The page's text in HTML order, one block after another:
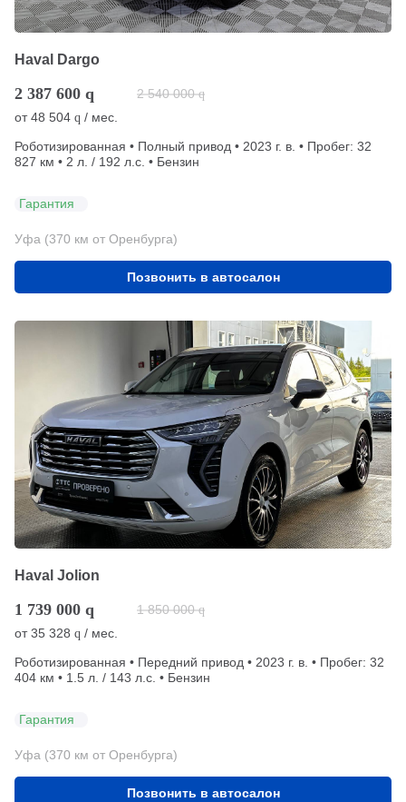
Haval Dargo
2 387 600 q 2 540 000 q
от48 504 q / мес.
Роботизированная • Полный привод • 2023 г. в. • Пробег: 32
827 км • 2 л. / 192 л.с. • Бензин
Гарантия
Уфа (370 км от Оренбурга)
Позвонить в автосалон
Haval Jolion
1 739 000 q 1 850 000 q
от35 328 q / мес.
Роботизированная • Передний привод • 2023 г. в. • Пробег: 32
404 км • 1.5 л. / 143 л.с. • Бензин
Гарантия
Уфа (370 км от Оренбурга)
Позвонить в автосалон